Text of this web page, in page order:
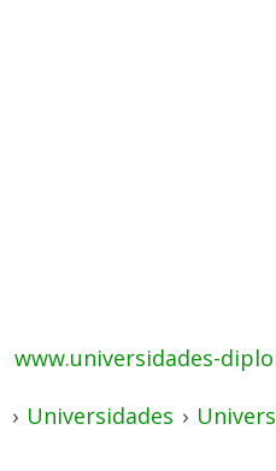
www.universidades-
› Universidades ›